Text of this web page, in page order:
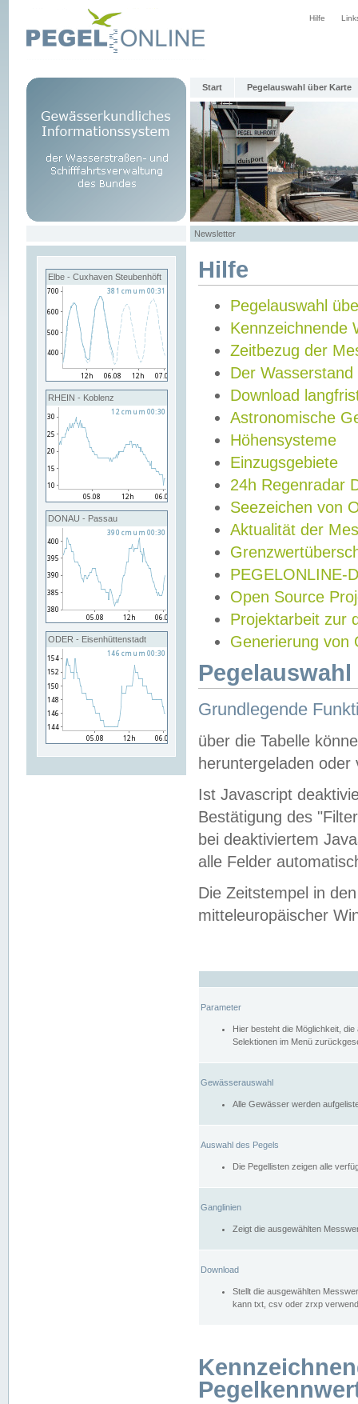
Hilfe
Start Pegelauswahl über Karte
Newsletter
Elbe - Cuxhaven Steubenhöft
RHEIN - Koblenz
DONAU - Passau
ODER - Eisenhüttenstadt
Hilfe
Pegelauswahl
Kennzeichnende
Zeitbezug der
Der Wasserstand
Download
Astronomische
Höhensysteme
Einzugsgebiete
24h Regenradar
Seezeichen von
Aktualität der
PEGELONLINE-
Open Source
Projektarbeit zur
Generierung von
Grundlegende
über die Tabelle
heruntergeladen oder
Ist Javascript
Bestätigung des
bei deaktiviertem
alle Felder
Die Zeitstempel in
mitteleuropäischer
Parameter
Hier besteht die Möglichkeit,
Selektionen im Menü
Gewässerauswahl
Alle Gewässer werden
Auswahl des Pegels
Die Pegellisten zeigen alle
Ganglinien
Zeigt die ausgewählten
Download
Stellt die ausgewählten
kann txt, csv oder zrxp